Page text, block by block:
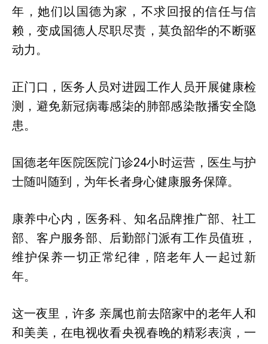
年，她们以国德为家，不求回报的信任与信
赖，变成国德人尽职尽责，莫负韶华的不断驱
动力。
正门口，医务人员对进园工作人员开展健康检
测，避免新冠病毒感柒的肺部感染散播安全隐
患。
国德老年医院医院门诊24小时运营，医生与护
士随叫随到，为年长者身心健康服务保障。
康养中心内，医务科、知名品牌推广部、社工
部、客户服务部、后勤部门派有工作员值班，
维护保养一切正常纪律，陪老年人一起过新
年。
这一夜里，许多 亲属也前去陪家中的老年人和
和美美，在电视收看央视春晚的精彩表演，一